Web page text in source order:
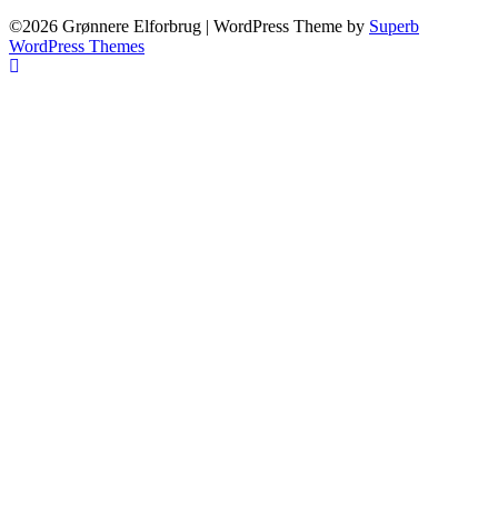
©2026 Grønnere Elforbrug | WordPress Theme by Superb
WordPress Themes